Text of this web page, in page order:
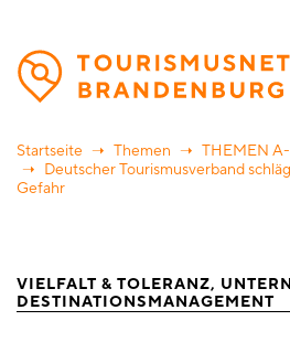
Direkt
zum
Inhalt
Startseite Themen THEMEN
Deutscher Tourismusverband
Gefahr
VIELFALT & TOLERANZ
DESTINATIONSMANAGEMENT